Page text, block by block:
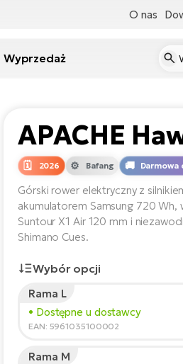
O nas
Wyprzedaż
APACHE
2026 Bafang Darmowa
Górski rower elektryczny z
akumulatorem Samsung 720
Suntour X1 Air 120 mm i
Shimano Cues.
Wybór opcji
150
Rama L
• Dostępne u dostawcy
EAN: 5961035100002
Rama M